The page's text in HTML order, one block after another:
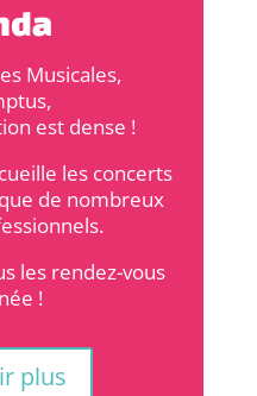
Musicales,
est dense !
les concerts
de nombreux
les rendez-vous
!
plus